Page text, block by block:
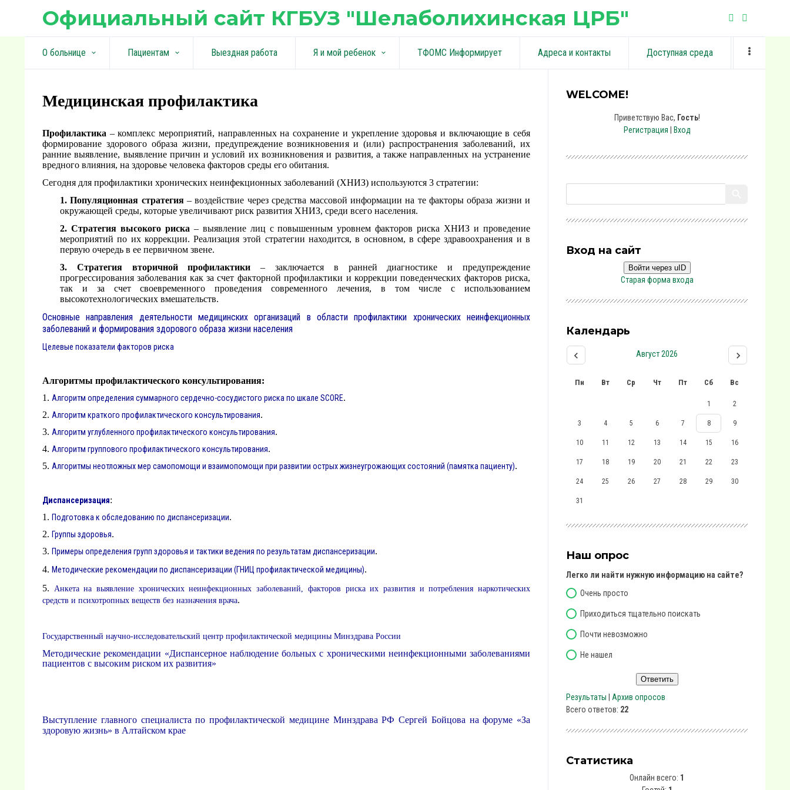
Официальный сайт КГБУЗ "Шелаболихинская ЦРБ"
О больнице keyboard_arrow_down Пациентам keyboard_arrow_down Выездная работа Я и мой ребенок keyboard_arrow_down ТФОМС Информирует Адреса и контакты Доступная среда
Медицинская профилактика
Профилактика – комплекс мероприятий, направленных на сохранение и укрепление здоровья и включающие в себя
формирование здорового образа жизни, предупреждение возникновения и (или) распространения заболеваний, их
ранние выявление, выявление причин и условий их возникновения и развития, а также направленных на устранение
вредного влияния, на здоровье человека факторов среды его обитания.
Сегодня для профилактики хронических неинфекционных заболеваний (ХНИЗ) используются 3 стратегии:
1. Популяционная стратегия– воздействие через средства массовой информации на те факторы образа жизни и
окружающей среды, которые увеличивают риск развития ХНИЗ, среди всего населения.
2. Стратегия высокого риска – выявление лиц с повышенным уровнем факторов риска ХНИЗ и проведение
мероприятий по их коррекции. Реализация этой стратегии находится, в основном, в сфере здравоохранения и в
первую очередь в ее первичном звене.
3. Стратегия вторичной профилактики – заключается в ранней диагностике и предупреждение
прогрессирования заболевания как за счет факторной профилактики и коррекции поведенческих факторов риска,
так и за счет своевременного проведения современного лечения, в том числе с использованием
высокотехнологических вмешательств.
Основные направления деятельности медицинских организаций в области профилактики хронических неинфекционных
заболеваний и формирования здорового образа жизни населения
Целевые показатели факторов риска
Алгоритмы профилактического консультирования:
1. Алгоритм определения суммарного сердечно-сосудистого риска по шкале SCORE.
2. Алгоритм краткого профилактического консультирования.
3. Алгоритм углубленного профилактического консультирования.
4. Алгоритм группового профилактического консультирования.
5. Алгоритмы неотложных мер самопомощи и взаимопомощи при развитии острых жизнеугрожающих состояний (памятка пациенту).
Диспансеризация:
1. Подготовка к обследованию по диспансеризации.
2. Группы здоровья.
3. Примеры определения групп здоровья и тактики ведения по результатам диспансеризации.
4. Методические рекомендации по диспансеризации (ГНИЦ профилактической медицины).
5. Анкета на выявление хронических неинфекционных заболеваний, факторов риска их развития и потребления наркотических
средств и психотропных веществ без назначения врача.
Государственный научно-исследовательский центр профилактической медицины Минздрава России
Методические рекомендации «Диспансерное наблюдение больных с хроническими неинфекционными заболеваниями
пациентов с высоким риском их развития»
Выступление главного специалиста по профилактической медицине Минздрава РФ Сергей Бойцова на форуме «За
здоровую жизнь» в Алтайском крае
WELCOME!
Приветствую Вас, Гость!
Регистрация
Вход
Вход на сайт
Войти через uID
Старая форма входа
Календарь
Август 2026
Пн Вт Ср Чт Пт Сб Вс
1 2
3 4 5 6 7 8 9
10 11 12 13 14 15 16
17 18 19 20 21 22 23
24 25 26 27 28 29 30
31
Наш опрос
Легко ли найти нужную информацию на сайте?
Очень просто
Приходиться тщательно поискать
Почти невозможно
Не нашел
Результаты
Архив опросов
Всего ответов: 22
Статистика
Онлайн всего: 1